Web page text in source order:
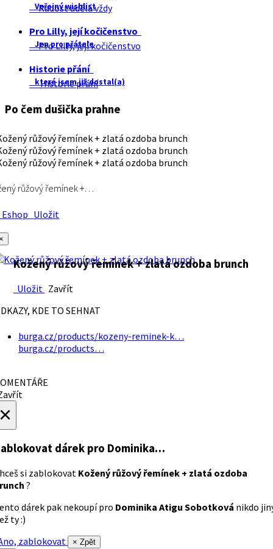
Veřejný wishlist
Radost udělá vždy
Pro Lilly, její kočičenstvo
Jen pro přátele
Pro Lilly, její kočičenstvo
Historie přání
které jsem již dostal(a)
Historie přání
Po čem dušička prahne
růžový řemínek +…
Uložit
Kožený růžový řemínek + zlatá ozdoba brunch
Uložit Zavřít
KDE TO SEHNAT
burga.cz/products/kozeny-reminek-k…
burga.cz/products…
dárek pro Dominika…
si zablokovat Kožený růžový řemínek + zlatá ozdoba
?
dárek pak nekoupí pro Dominika Atigu Sobotková nikdo
ty :)
zablokovat
× Zpět